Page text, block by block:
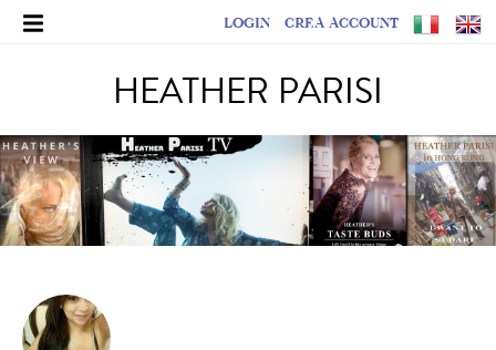
LOGIN CREA ACCOUNT
HEATHER PARISI